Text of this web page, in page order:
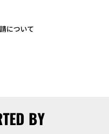
について
BY